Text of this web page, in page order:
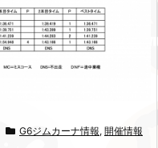
G6ジムカーナ情報, 開催情報